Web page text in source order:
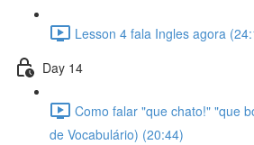
Lesson 4 fala Ingles agora
Day 14
Como falar "que chato!" "que
de Vocabulário) (20:44)